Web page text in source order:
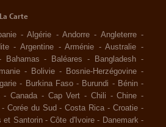
Carte
-Algérie -Andorre - Angleterre -
-Argentine -Arménie -Australie -
Bahamas - Baléares - Bangladesh -
- Bolivie - Bosnie-Herzégovine -
- Burkina Faso - Burundi - Bénin -
- Canada - Cap Vert - Chili -Chine -
- Corée du Sud -Costa Rica -Croatie -
et Santorin -Côte d'Ivoire - Danemark -